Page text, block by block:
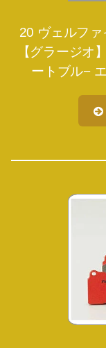
20 ヴェルフ
【グラージオ
ートブル−